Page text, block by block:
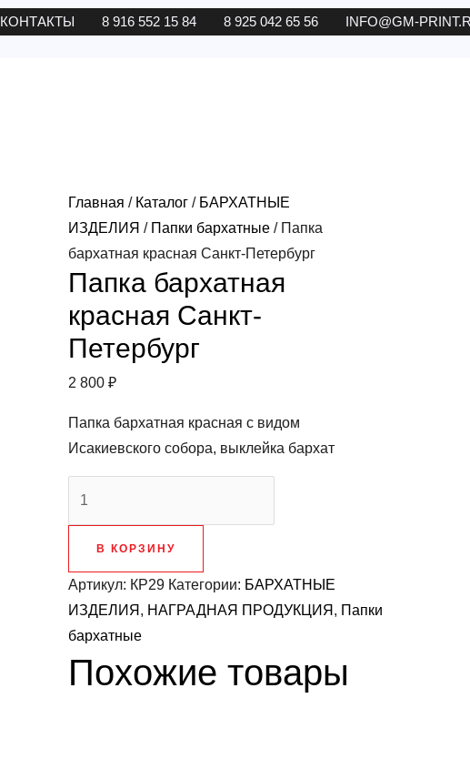
КОНТАКТЫ 8 916 552 15 84 8 925 042 65 56 INFO@GM-
Главная / Каталог/ БАРХАТНЫЕ
ИЗДЕЛИЯ / Папки бархатные/ Папка
бархатная красная Санкт-Петербург
Папка бархатная
красная Санкт-
Петербург
2 800 ₽
Папка бархатная красная с видом
Исакиевского собора, выклейка бархат
красная
Санкт-
Петербург
В КОРЗИНУ
Артикул: КР29 Категории: БАРХАТНЫЕ
ИЗДЕЛИЯ , НАГРАДНАЯ ПРОДУКЦИЯ , Папки
бархатные
Похожие товары